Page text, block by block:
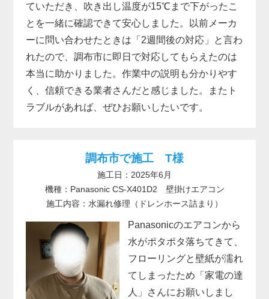
ていただき、吹き出し温度が15℃まで下がったこ
とを一緒に確認できて安心しました。以前メーカ
ーに問い合わせたときは「2週間後の対応」と言わ
れたので、調布市に即日で対応してもらえたのは
本当に助かりました。作業中の説明も分かりやす
く、信頼できる業者さんだと感じました。またト
ラブルがあれば、ぜひお願いしたいです。
調布市で施工 T様
施工日：2025年6月
機種：Panasonic CS-X401D2 壁掛けエアコン
施工内容：水漏れ修理（ドレンホース詰まり）
Panasonicのエアコンから
水がポタポタ落ちてきて、
フローリングと壁紙が濡れ
てしまったため「家電の達
人」さんにお願いしまし